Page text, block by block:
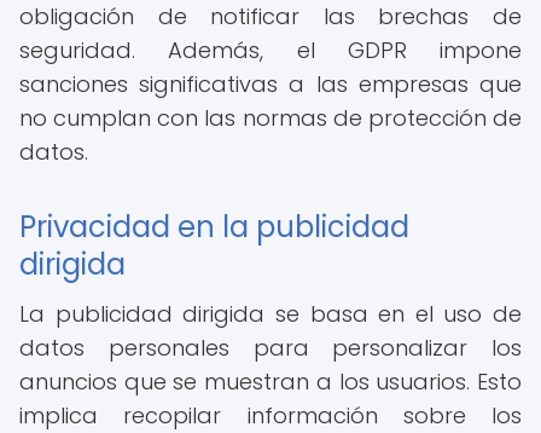
obligación de notificar las brechas de
seguridad. Además, el GDPR impone
sanciones significativas a las empresas que
no cumplan con las normas de protección de
datos.
Privacidad en la publicidad
dirigida
La publicidad dirigida se basa en el uso de
datos personales para personalizar los
anuncios que se muestran a los usuarios. Esto
implica recopilar información sobre los